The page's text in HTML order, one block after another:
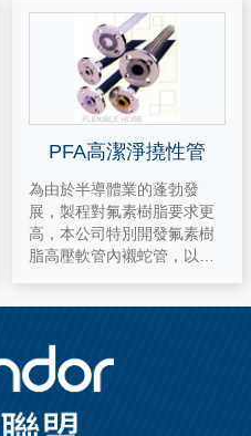
PFA高潔淨撓性管
為由於半導體業的蓬勃發
展，製程對氟素樹脂要求更
高，本公司特別開發氟素樹
脂高壓軟管內襯蛇管，以提
幽淨度無任何物質生長析出
抗粘、抗菌光滑的表面結構
優良的耐化學藥劑 寬廣的耐
溫性-73℃到230℃ 螺旋的O
PEN-PITCH設計，易清潔 可